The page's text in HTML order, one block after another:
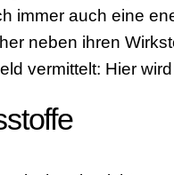
immer auch eine
neben ihren
vermittelt: Hier